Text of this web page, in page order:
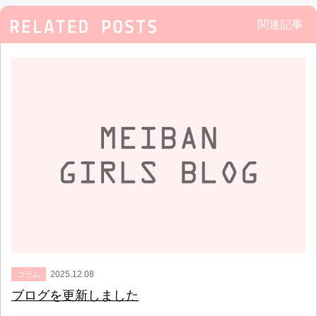
関連記事
コラム 2025.12.08
ブログを更新しました